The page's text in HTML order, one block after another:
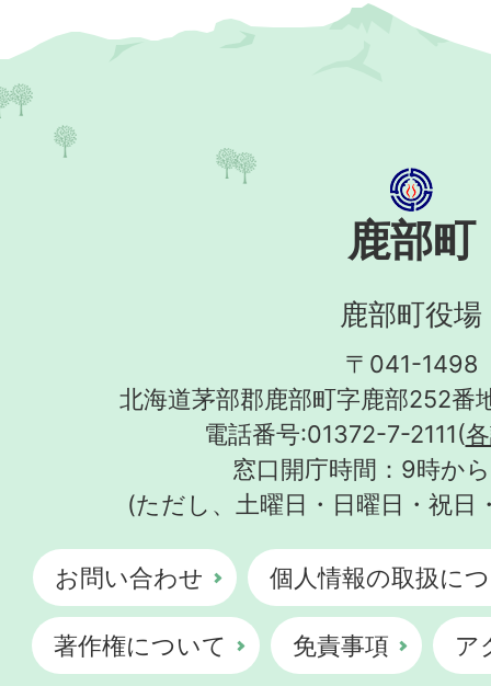
鹿部町
鹿部町役場
〒041-1498
北海道茅部郡鹿部町字鹿部252番
電話番号:01372-7-2111(
窓口開庁時間：9時か
(ただし、土曜日・日曜日・祝日
お問い合わせ 個人情報の取扱に
著作権について 免責事項 ア